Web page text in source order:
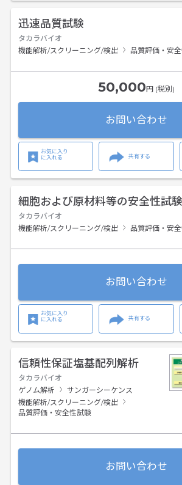
迅速品質試験
タカラバイオ
機能解析/スクリーニング/検出
品質評価・安
50,000円 (税別)
お問い合わせ
お気に入り
に入れる
共有する
細胞および原材料等の安全性試験
タカラバイオ
機能解析/スクリーニング/検出
品質評価・安
お問い合わせ
お気に入り
に入れる
共有する
信頼性保証塩基配列解析
タカラバイオ
ゲノム解析
サンガーシーケンス
機能解析/スクリーニング/検出
品質評価・安全性試験
お問い合わせ